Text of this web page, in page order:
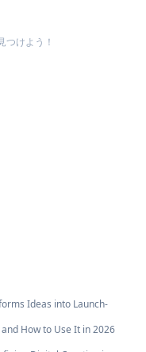
けよう！
Ideas into Launch-
How to Use It in 2026